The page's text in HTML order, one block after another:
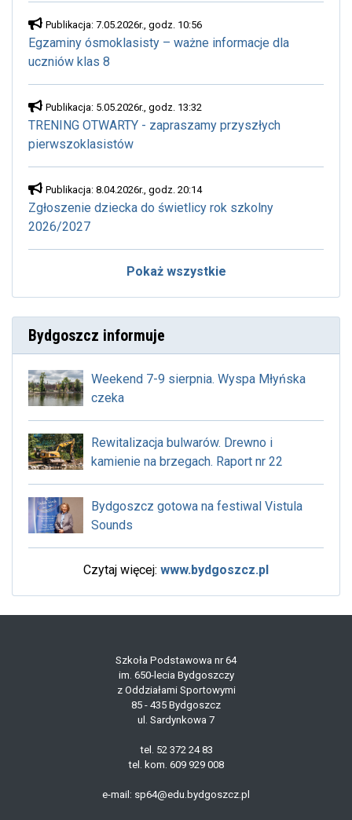
Publikacja: 7.05.2026r., godz. 10:56
Egzaminy ósmoklasisty – ważne informacje dla
uczniów klas 8
Publikacja: 5.05.2026r., godz. 13:32
TRENING OTWARTY - zapraszamy przyszłych
pierwszoklasistów
Publikacja: 8.04.2026r., godz. 20:14
Zgłoszenie dziecka do świetlicy rok szkolny
2026/2027
Pokaż wszystkie
Bydgoszcz informuje
Weekend 7-9 sierpnia. Wyspa Młyńska
czeka
Rewitalizacja bulwarów. Drewno i
kamienie na brzegach. Raport nr 22
Bydgoszcz gotowa na festiwal Vistula
Sounds
Czytaj więcej: www.bydgoszcz.pl
Szkoła Podstawowa nr 64
im. 650-lecia Bydgoszczy
z Oddziałami Sportowymi
85 - 435 Bydgoszcz
ul. Sardynkowa 7
tel. 52 372 24 83
tel. kom. 609 929 008
e-mail: sp64@edu.bydgoszcz.pl